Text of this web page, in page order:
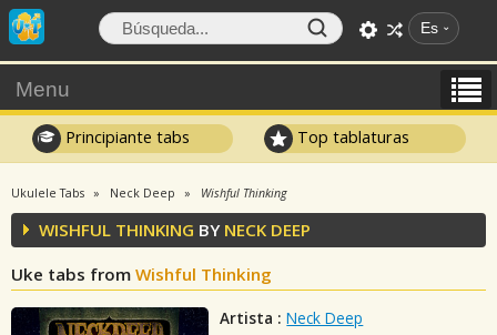
Es
Menu
Principiante tabs Top tablaturas
Ukulele Tabs Neck Deep Wishful Thinking
WISHFUL THINKING BY NECK DEEP
Uke tabs from Wishful Thinking
Artista : Neck Deep